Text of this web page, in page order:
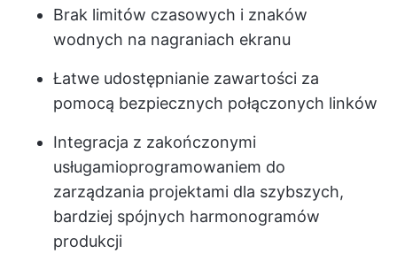
Brak limitów czasowych i znaków
wodnych na nagraniach ekranu
Łatwe udostępnianie zawartości za
pomocą bezpiecznych połączonych linków
Integracja z zakończonymi
usługamioprogramowaniem do
zarządzania projektami dla szybszych,
bardziej spójnych harmonogramów
produkcji